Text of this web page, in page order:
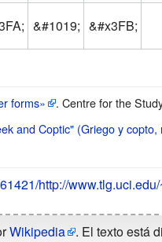
&#1019; &#x3FB;
forms» . Centre for the
and Coptic" (Griego y
http://
Wikipedia . El texto está